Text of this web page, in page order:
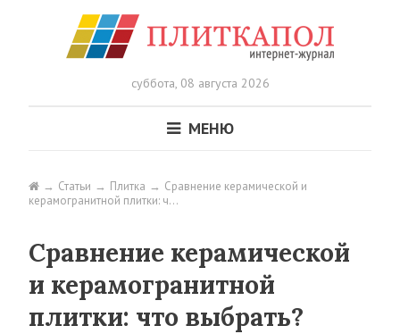
суббота,08 августа 2026
МЕНЮ
Статьи Плитка
Сравнение керамической и
керамогранитной плитки: ч…
Сравнение керамической
и керамогранитной
плитки: что выбрать?